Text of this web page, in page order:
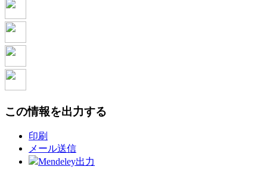
この情報を出力する
印刷
メール送信
Mendeley出力